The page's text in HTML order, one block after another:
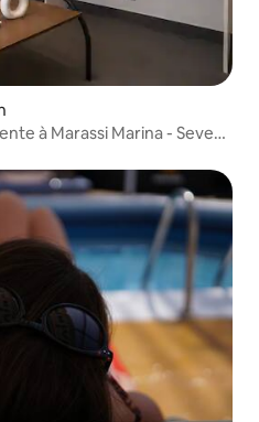
à Marassi Marina - Seven